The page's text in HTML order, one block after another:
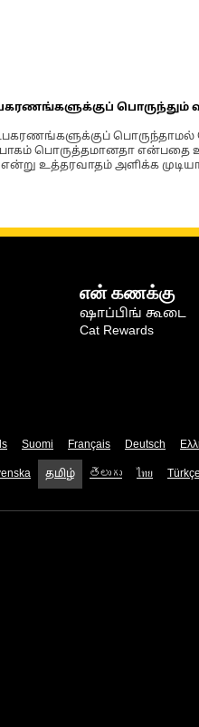
பொருத்தமானதா என்பதை
உத்தரவாதம் அளிக்க
என் கணக்கு
ஷாப்பிங் கூடை
Cat Rewards
Suomi Français Deutsch
தமிழ் తెలుగు ไทย Türkçe